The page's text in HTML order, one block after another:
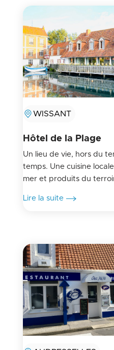
WISSANT
Hôtel de la Plage
Un lieu de vie, hors du
temps. Une cuisine
mer et produits du
Lire la suite